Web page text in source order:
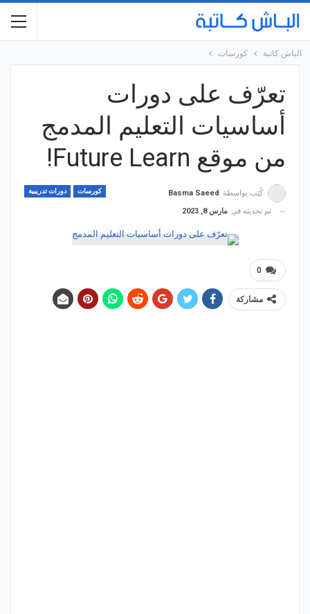
الباش كاتبة كورسات
تعرّف على دورات
أساسيات التعليم المدمج
من موقع Future Learn!
كورسات دورات تدريبية كُتِب بواسطة
Basma Saeed
تم تحديثه في مارس 8, 2023
0
مشاركة